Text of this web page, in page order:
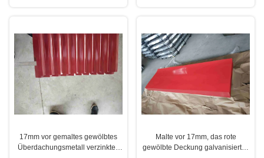
17mm vor gemaltes gewölbtes
Überdachungsmetall verzinkten
Malte vor 17mm, das rote
gewölbte Deckung galvanisiertes